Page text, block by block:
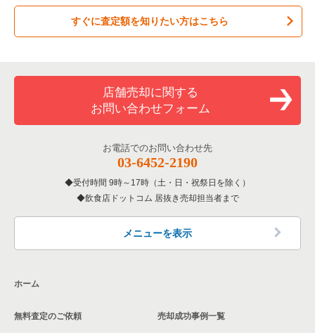
すぐに査定額を知りたい方はこちら
店舗売却に関する
お問い合わせフォーム
お電話でのお問い合わせ先
03-6452-2190
受付時間 9時～17時（土・日・祝祭日を除く）
飲食店ドットコム 居抜き売却担当者まで
メニューを表示
ホーム
無料査定のご依頼 売却成功事例一覧